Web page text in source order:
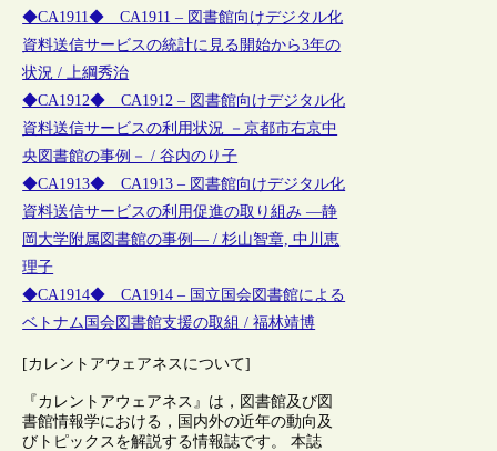
◆CA1911◆ CA1911 – 図書館向けデジタル化
資料送信サービスの統計に見る開始から3年の
状況 / 上綱秀治
◆CA1912◆ CA1912 – 図書館向けデジタル化
資料送信サービスの利用状況 －京都市右京中
央図書館の事例－ / 谷内のり子
◆CA1913◆ CA1913 – 図書館向けデジタル化
資料送信サービスの利用促進の取り組み ―静
岡大学附属図書館の事例― / 杉山智章, 中川恵
理子
◆CA1914◆ CA1914 – 国立国会図書館による
ベトナム国会図書館支援の取組 / 福林靖博
[カレントアウェアネスについて]
『カレントアウェアネス』は，図書館及び図
書館情報学における，国内外の近年の動向及
びトピックスを解説する情報誌です。 本誌